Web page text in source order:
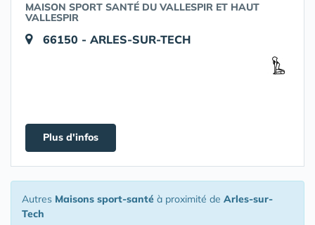
MAISON SPORT SANTÉ DU VALLESPIR ET HAUT
VALLESPIR
66150 - ARLES-SUR-TECH
Plus d'infos
Autres Maisons sport-santé à proximité de Arles-sur-
Tech